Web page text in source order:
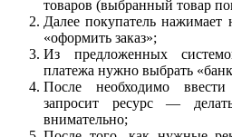
товаров (выбранный товар
Далее покупатель нажимает
«оформить заказ»;
Из предложенных
платежа нужно выбрать
После необходимо
запросит ресурс —
внимательно;